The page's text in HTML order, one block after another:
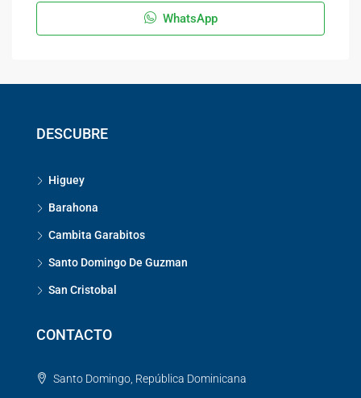
WhatsApp
DESCUBRE
Higuey
Barahona
Cambita Garabitos
Santo Domingo De Guzman
San Cristobal
CONTACTO
Santo Domingo, República Dominicana